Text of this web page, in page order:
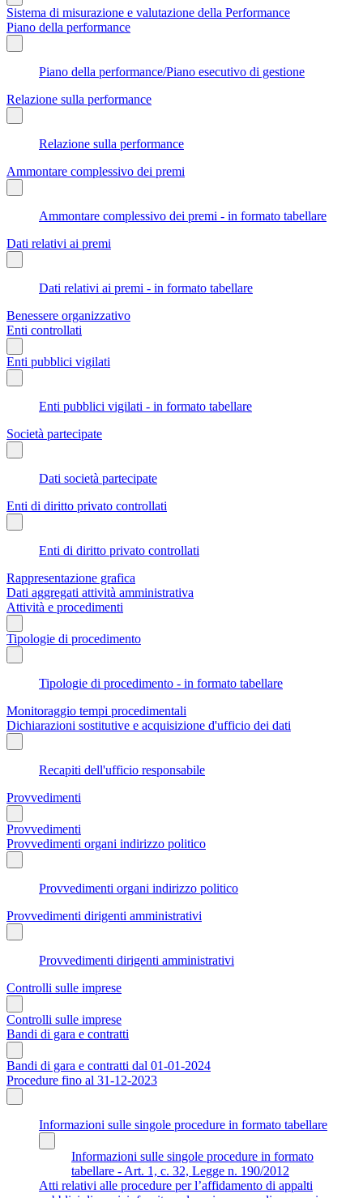
Sistema di misurazione e valutazione della Performance
Piano della performance
Piano della performance/Piano esecutivo di gestione
Relazione sulla performance
Relazione sulla performance
Ammontare complessivo dei premi
Ammontare complessivo dei premi - in formato tabellare
Dati relativi ai premi
Dati relativi ai premi - in formato tabellare
Benessere organizzativo
Enti controllati
Enti pubblici vigilati
Enti pubblici vigilati - in formato tabellare
Società partecipate
Dati società partecipate
Enti di diritto privato controllati
Enti di diritto privato controllati
Rappresentazione grafica
Dati aggregati attività amministrativa
Attività e procedimenti
Tipologie di procedimento
Tipologie di procedimento - in formato tabellare
Monitoraggio tempi procedimentali
Dichiarazioni sostitutive e acquisizione d'ufficio dei dati
Recapiti dell'ufficio responsabile
Provvedimenti
Provvedimenti
Provvedimenti organi indirizzo politico
Provvedimenti organi indirizzo politico
Provvedimenti dirigenti amministrativi
Provvedimenti dirigenti amministrativi
Controlli sulle imprese
Controlli sulle imprese
Bandi di gara e contratti
Bandi di gara e contratti dal 01-01-2024
Procedure fino al 31-12-2023
Informazioni sulle singole procedure in formato tabellare
Informazioni sulle singole procedure in formato
tabellare - Art. 1, c. 32, Legge n. 190/2012
Atti relativi alle procedure per l’affidamento di appalti